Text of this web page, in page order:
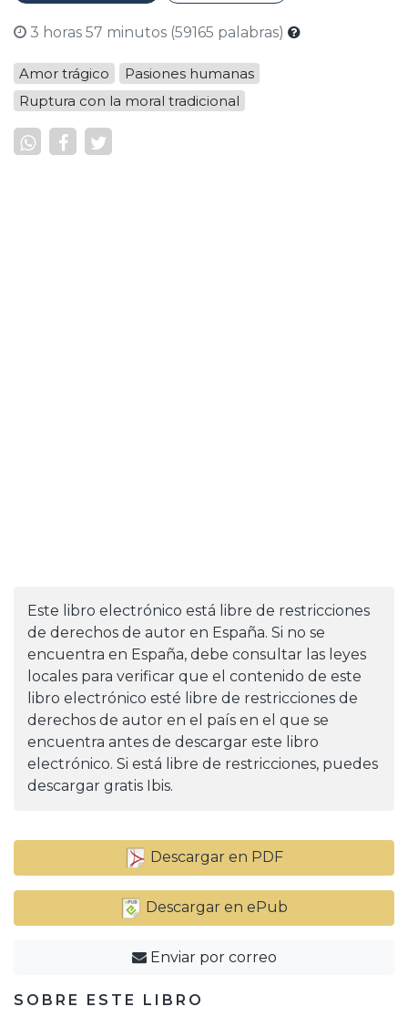
3 horas 57 minutos (59165 palabras)
Amor trágico
Pasiones humanas
Ruptura con la moral tradicional
Este libro electrónico está libre de restricciones
de derechos de autor en España. Si no se
encuentra en España, debe consultar las leyes
locales para verificar que el contenido de este
libro electrónico esté libre de restricciones de
derechos de autor en el país en el que se
encuentra antes de descargar este libro
electrónico. Si está libre de restricciones, puedes
descargar gratis Ibis.
Descargar en PDF
Descargar en ePub
Enviar por correo
SOBRE ESTE LIBRO